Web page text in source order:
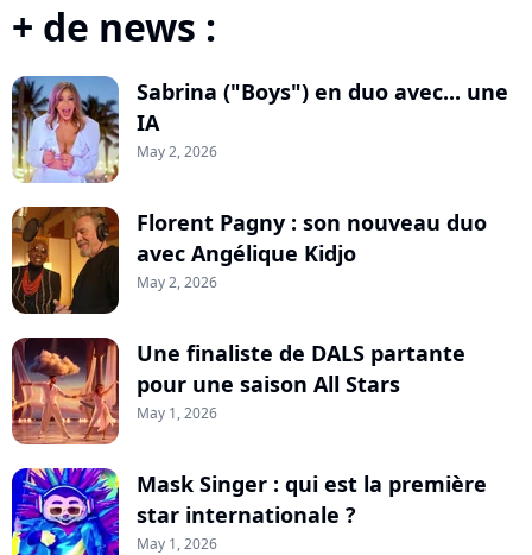
+ de news :
Sabrina ("Boys") en duo avec... une
IA
May 2, 2026
Florent Pagny : son nouveau duo
avec Angélique Kidjo
May 2, 2026
Une finaliste de DALS partante
pour une saison All Stars
May 1, 2026
Mask Singer : qui est la première
star internationale ?
May 1, 2026